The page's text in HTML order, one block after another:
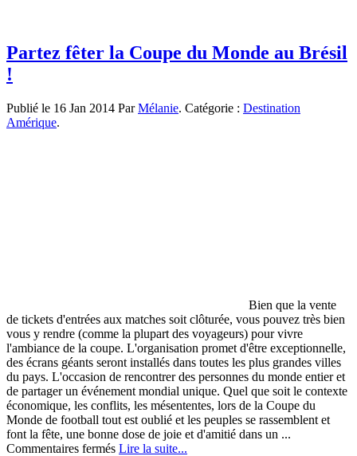
Partez fêter la Coupe du Monde au Brésil
!
Publié le 16 Jan 2014 ParMélanie. Catégorie : Destination
Amérique.
Bien que la vente
de tickets d'entrées aux matches soit clôturée, vous pouvez très bien
vous y rendre (comme la plupart des voyageurs) pour vivre
l'ambiance de la coupe. L'organisation promet d'être exceptionnelle,
des écrans géants seront installés dans toutes les plus grandes villes
du pays. L'occasion de rencontrer des personnes du monde entier et
de partager un événement mondial unique. Quel que soit le contexte
économique, les conflits, les mésententes, lors de la Coupe du
Monde de football tout est oublié et les peuples se rassemblent et
font la fête, une bonne dose de joie et d'amitié dans un ...
Commentaires ferméssur
Lire la suite...